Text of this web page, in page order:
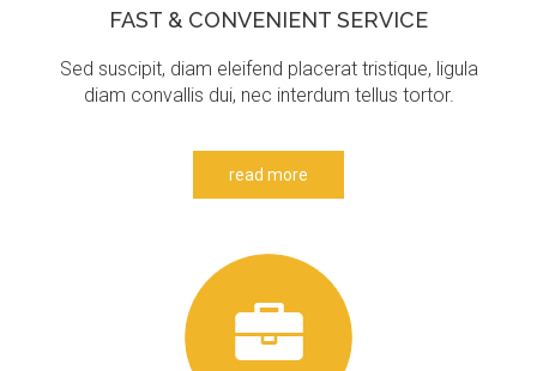
FAST & CONVENIENT SERVICE
Sed suscipit, diam eleifend placerat tristique, ligula
diam convallis dui, nec interdum tellus tortor.
read more